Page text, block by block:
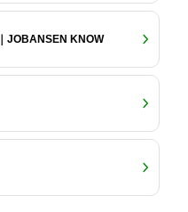
JOBANSEN KNOW